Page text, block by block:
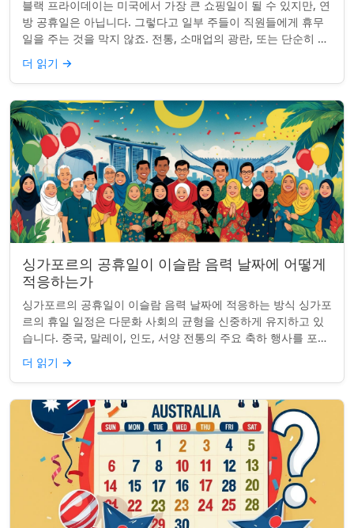
블랙 프라이데이는 미국에서 가장 큰 쇼핑일이 될 수 있지만, 연
방 공휴일은 아닙니다. 그렇다고 일부 주들이 직원들에게 휴무
일을 주는 것을 막지 않죠. 전통, 소매업의 광란, 또는 단순히 추
수감사절을 연장하는 것과 관...
더 읽기 →
싱가포르의 공휴일이 이슬람 음력 날짜에 어떻게
적응하는가
싱가포르의 공휴일이 이슬람 음력 날짜에 적응하는 방식 싱가포
르의 휴일 일정은 다문화 사회의 균형을 신중하게 유지하고 있
습니다. 중국, 말레이, 인도, 서양 전통의 주요 축하 행사를 포함
하여, 나라의 다양성을 반영합니...
더 읽기 →